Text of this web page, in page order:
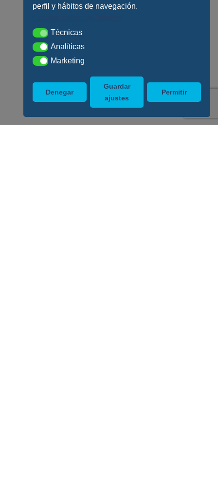
perfil y hábitos de navegación.
TécnicasTécnicas
AnalíticasAnalíticas
MarketingMarketing
Denegar
Guardar
ajustes
Permitir